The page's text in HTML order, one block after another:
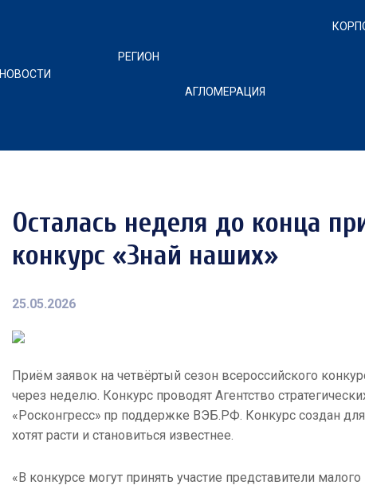
НОВОСТИ
РЕГИОН
АГЛОМЕРАЦИЯ
Осталась неделя до конца
конкурс «Знай наших»
25.05.2026
Приём заявок на четвёртый сезон всероссийского
через неделю. Конкурс проводят Агентство
«Росконгресс» пр поддержке ВЭБ.РФ. Конкурс создан
хотят расти и становиться известнее.
«В конкурсе могут принять участие представители